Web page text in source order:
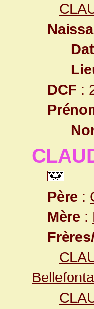
DCF :
Père :
Mère :